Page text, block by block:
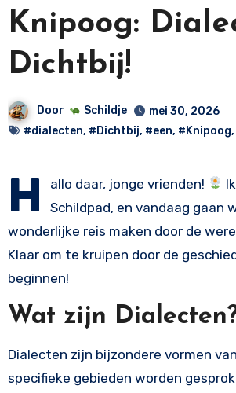
Knipoog:
Dichtbij!
Door Schildje
mei 30, 2026
#dialecten, #Dichtbij, #een, #Knipoog,
H allo daar, jonge vrienden!
Schildpad, en vandaag gaan
wonderlijke reis maken door de
Klaar om te kruipen door de
beginnen!
Wat zijn
Dialecten zijn bijzondere vormen
specifieke gebieden worden